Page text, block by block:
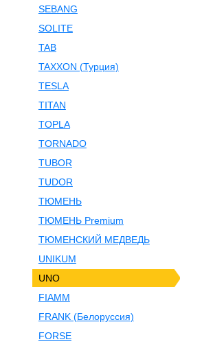
SEBANG
SOLITE
TAB
TAXXON (Турция)
TESLA
TITAN
TOPLA
TORNADO
TUBOR
TUDOR
ТЮМЕНЬ
ТЮМЕНЬ Premium
ТЮМЕНСКИЙ МЕДВЕДЬ
UNIKUM
UNO
FIAMM
FRANK (Белоруссия)
FORSE